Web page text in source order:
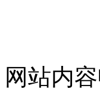
网站内